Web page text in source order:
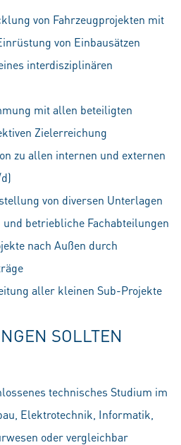
von Fahrzeugprojekten mit
von Einbausätzen
interdisziplinären
mit allen beteiligten
Zielerreichung
zu allen internen und externen
von diversen Unterlagen
betriebliche Fachabteilungen
nach Außen durch
aller kleinen Sub-Projekte
SOLLTEN
technisches Studium im
Elektrotechnik, Informatik,
oder vergleichbar